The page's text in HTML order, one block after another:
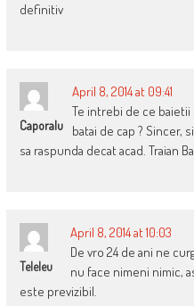
definitiv
Caporalu
April 8, 2014 at 09:41
Te intrebi de ce baietii
batai de cap ? Sincer,
sa raspunda decat acad. Traian
Teleleu
April 8, 2014 at 10:03
De vro 24 de ani ne
nu face nimeni nimic,
este previzibil.